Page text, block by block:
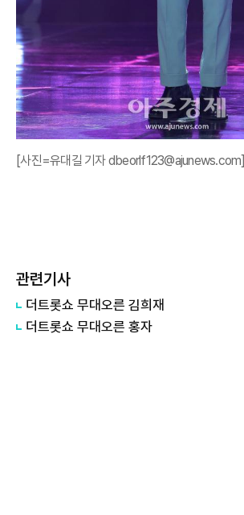
[사진=유대길 기자 dbeorlf123@ajunews.com]
관련기사
더트롯쇼 무대오른 김희재
더트롯쇼 무대오른 홍자